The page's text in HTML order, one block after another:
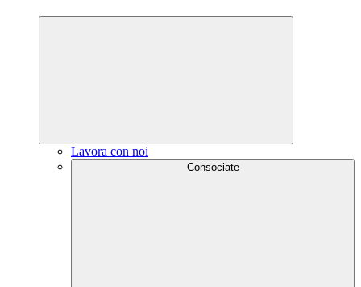
Lavora con noi
Consociate